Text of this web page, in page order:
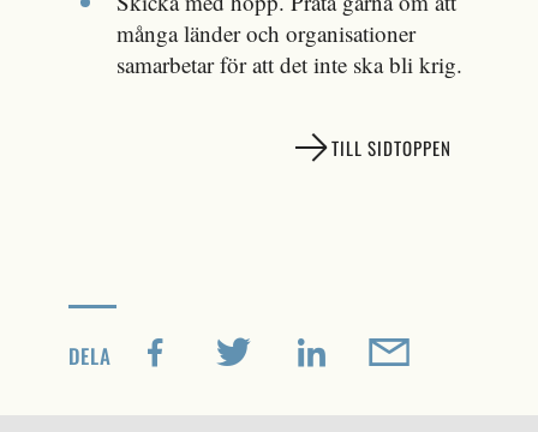
många länder och organisationer
samarbetar för att det inte ska bli krig.
TILL SIDTOPPEN
DELA